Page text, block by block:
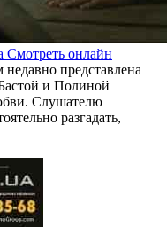
Смотреть онлайн
представлена
и Полиной
Слушателю
разгадать,